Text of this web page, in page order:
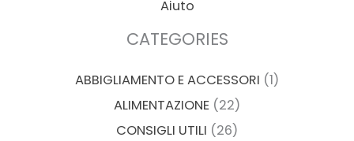
Aiuto
CATEGORIES
ABBIGLIAMENTO E ACCESSORI (1)
ALIMENTAZIONE (22)
CONSIGLI UTILI (26)